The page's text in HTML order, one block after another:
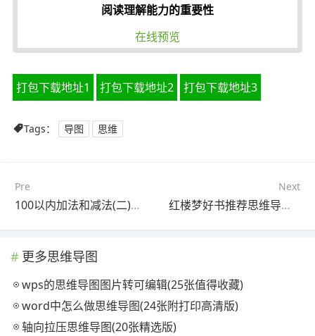
阅读理解能力的重要性
在线预览
打包下载地址1 打包下载地址2 打包下载地址3
Tags： 导图 思维
Pre
100以内加法和减法(二)思维导图(20张附下载)
Next
红楼梦好书推荐思维导图(25张高清版)
更多思维导图
wps的思维导图图片转可编辑(25张值得收藏)
word中怎么做思维导图(24张附打印高清版)
轴向拉压思维导图(20张精选版)